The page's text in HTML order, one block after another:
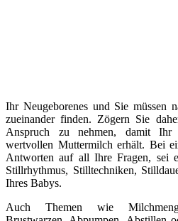
Ihr Neugeborenes und Sie müssen
zueinander finden. Zögern Sie
Anspruch zu nehmen, damit
wertvollen Muttermilch erhält. Bei
Antworten auf all Ihre Fragen, sei
Stillrhythmus, Stilltechniken,
Ihres Babys.
Auch Themen wie